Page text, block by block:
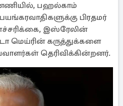
பஹல்காம்
பிரதமர்
எச்சரிக்கை, இஸ்ரேலின்
மெய்ரின் கருத்துக்களை
தெரிவிக்கின்றனர்.